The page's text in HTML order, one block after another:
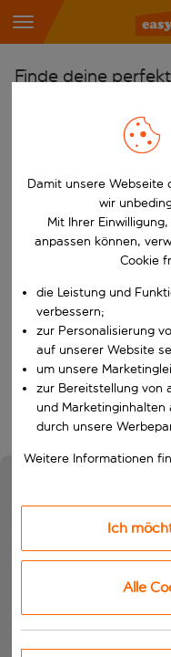
Finde deine
Wähle deine
Beginne mit der Eingabe
Reiseziele finden
Nach
W&auml;hle ein Ab- und
Wähle deine
Wann
Wer
Damit unsere Webseite
wir
Mit Ihrer
anpassen können,
Cookie
die Leistung und
verbessern;
zur Personalisierung
auf unserer Website
um unsere
zur Bereitstellung von
und
durch unsere
Weitere Informationen
Ich
Alle